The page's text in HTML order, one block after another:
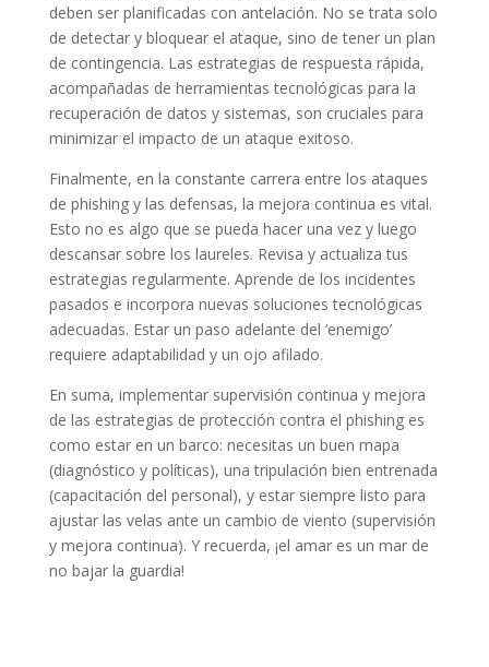
deben ser planificadas con antelación. No se trata solo
de detectar y bloquear el ataque, sino de tener un plan
de contingencia. Las estrategias de respuesta rápida,
acompañadas de herramientas tecnológicas para la
recuperación de datos y sistemas, son cruciales para
minimizar el impacto de un ataque exitoso.
Finalmente, en la constante carrera entre los ataques
de phishing y las defensas, la mejora continua es vital.
Esto no es algo que se pueda hacer una vez y luego
descansar sobre los laureles. Revisa y actualiza tus
estrategias regularmente. Aprende de los incidentes
pasados e incorpora nuevas soluciones tecnológicas
adecuadas. Estar un paso adelante del ‘enemigo’
requiere adaptabilidad y un ojo afilado.
En suma, implementar supervisión continua y mejora
de las estrategias de protección contra el phishing es
como estar en un barco: necesitas un buen mapa
(diagnóstico y políticas), una tripulación bien entrenada
(capacitación del personal), y estar siempre listo para
ajustar las velas ante un cambio de viento (supervisión
y mejora continua). Y recuerda, ¡el amar es un mar de
no bajar la guardia!